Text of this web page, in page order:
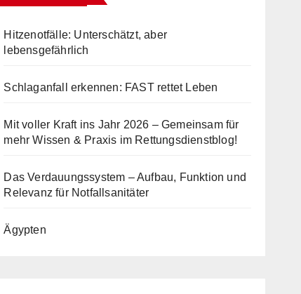
Hitzenotfälle: Unterschätzt, aber
lebensgefährlich
Schlaganfall erkennen: FAST rettet Leben
Mit voller Kraft ins Jahr 2026 – Gemeinsam für
mehr Wissen & Praxis im Rettungsdienstblog!
Das Verdauungssystem – Aufbau, Funktion und
Relevanz für Notfallsanitäter
Ägypten